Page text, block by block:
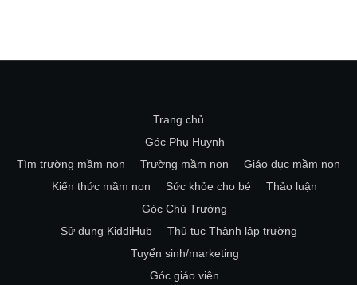
Trang chủ
Góc Phụ Huynh
Tìm trường mầm non
Trường mầm non
Giáo dục mầm non
Kiến thức mầm non
Sức khỏe cho bé
Thảo luận
Góc Chủ Trường
Sử dụng KiddiHub
Thủ tục Thành lập trường
Tuyển sinh/marketing
Góc giáo viên